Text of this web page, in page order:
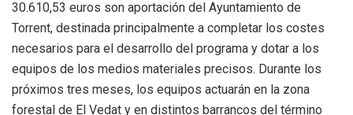
30.610,53 euros son aportación del Ayuntamiento de
Torrent, destinada principalmente a completar los costes
necesarios para el desarrollo del programa y dotar a los
equipos de los medios materiales precisos. Durante los
próximos tres meses, los equipos actuarán en la zona
forestal de El Vedat y en distintos barrancos del término